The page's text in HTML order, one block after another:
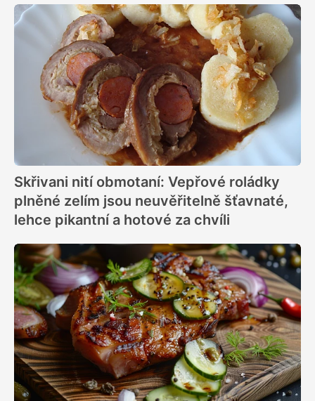
Skřivani nití obmotaní: Vepřové roládky
plněné zelím jsou neuvěřitelně šťavnaté,
lehce pikantní a hotové za chvíli